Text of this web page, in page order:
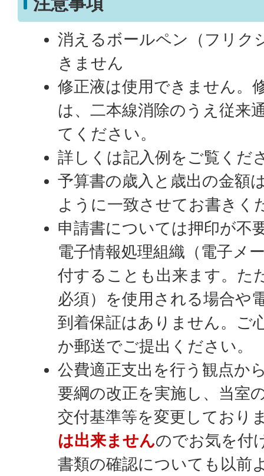
消えるボールペン（フリク
きません
修正液は使用できません。
は、二本線消除のうえ従来
てください。
詳しくは記入例をご覧くだ
予算書の歳入と歳出の金額
ように一致させてお書きく
申請書については押印が不
電子情報処理組織（電子メ
付することも出来ます。た
必須）を使用される場合や
到着保証はありません。ご
か郵送でご提出ください。
公費適正支出を行う観点か
要綱の改正を実施し、当室
交付基準等を変更しており
は出来ませんのでお気を付
書類の確認についても以前